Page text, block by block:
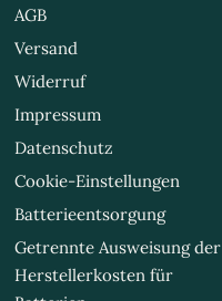
AGB
Versand
Widerruf
Impressum
Datenschutz
Cookie-Einstellungen
Batterieentsorgung
Getrennte Ausweisung der
Herstellerkosten für